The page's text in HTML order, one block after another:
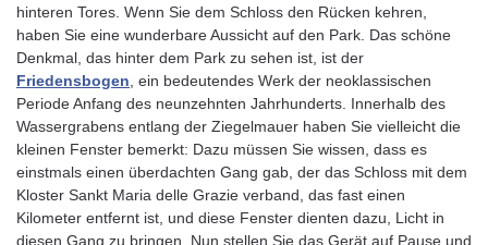
hinteren Tores. Wenn Sie dem Schloss den Rücken kehren,
haben Sie eine wunderbare Aussicht auf den Park. Das schöne
Denkmal, das hinter dem Park zu sehen ist, ist der
Friedensbogen , ein bedeutendes Werk der neoklassischen
Periode Anfang des neunzehnten Jahrhunderts. Innerhalb des
Wassergrabens entlang der Ziegelmauer haben Sie vielleicht die
kleinen Fenster bemerkt: Dazu müssen Sie wissen, dass es
einstmals einen überdachten Gang gab, der das Schloss mit dem
Kloster Sankt Maria delle Grazie verband, das fast einen
Kilometer entfernt ist, und diese Fenster dienten dazu, Licht in
diesen Gang zu bringen. Nun stellen Sie das Gerät auf Pause und